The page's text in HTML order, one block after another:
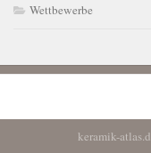
Wettbewerbe
keramik-